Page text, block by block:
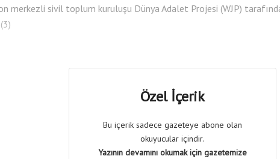
merkezli sivil toplum kuruluşu Dünya Adalet Projesi (WJP)
Özel İçerik
Bu içerik sadece gazeteye abone olan
okuyucular içindir.
Yazının devamını okumak için gazetemize